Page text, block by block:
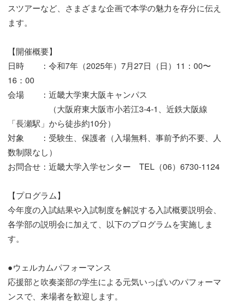
スツアーなど、さまざまな企画で本学の魅力を存分に伝え
ます。
【開催概要】
日時 ：令和7年（2025年）7月27日（日）11：00〜
16：00
会場 ：近畿大学東大阪キャンパス
（大阪府東大阪市小若江3-4-1、近鉄大阪線
「長瀬駅」から徒歩約10分）
対象 ：受験生、保護者（入場無料、事前予約不要、人
数制限なし）
お問合せ：近畿大学入学センター TEL（06）6730-1124
【プログラム】
今年度の入試結果や入試制度を解説する入試概要説明会、
各学部の説明会に加えて、以下のプログラムを実施しま
す。
●ウェルカムパフォーマンス
応援部と吹奏楽部の学生による元気いっぱいのパフォーマ
ンスで、来場者を歓迎します。